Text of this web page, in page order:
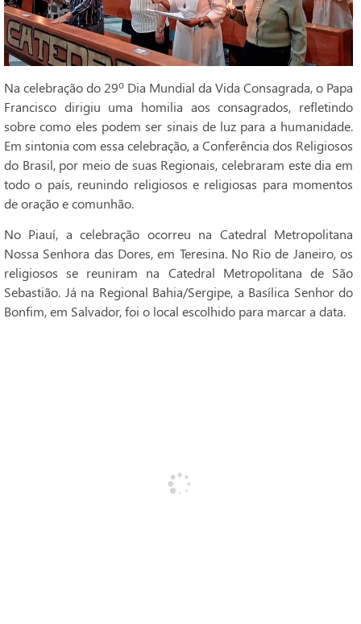
Na celebração do 29º Dia Mundial da Vida Consagrada, o Papa
Francisco dirigiu uma homilia aos consagrados, refletindo
sobre como eles podem ser sinais de luz para a humanidade.
Em sintonia com essa celebração, a Conferência dos Religiosos
do Brasil, por meio de suas Regionais, celebraram este dia em
todo o país, reunindo religiosos e religiosas para momentos
de oração e comunhão.
No Piauí, a celebração ocorreu na Catedral Metropolitana
Nossa Senhora das Dores, em Teresina. No Rio de Janeiro, os
religiosos se reuniram na Catedral Metropolitana de São
Sebastião. Já na Regional Bahia/Sergipe, a Basílica Senhor do
Bonfim, em Salvador, foi o local escolhido para marcar a data.